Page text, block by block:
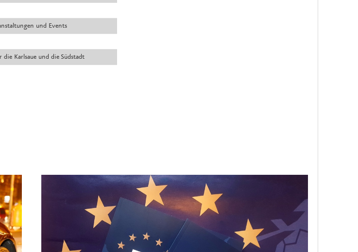
und Events
Karlsaue und die Südstadt